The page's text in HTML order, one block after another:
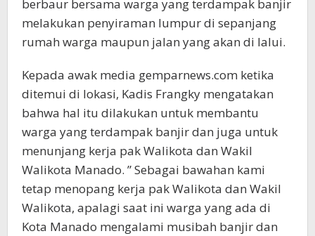
berbaur bersama warga yang terdampak banjir
melakukan penyiraman lumpur di sepanjang
rumah warga maupun jalan yang akan di lalui.
Kepada awak media gemparnews.com ketika
ditemui di lokasi, Kadis Frangky mengatakan
bahwa hal itu dilakukan untuk membantu
warga yang terdampak banjir dan juga untuk
menunjang kerja pak Walikota dan Wakil
Walikota Manado. ” Sebagai bawahan kami
tetap menopang kerja pak Walikota dan Wakil
Walikota, apalagi saat ini warga yang ada di
Kota Manado mengalami musibah banjir dan